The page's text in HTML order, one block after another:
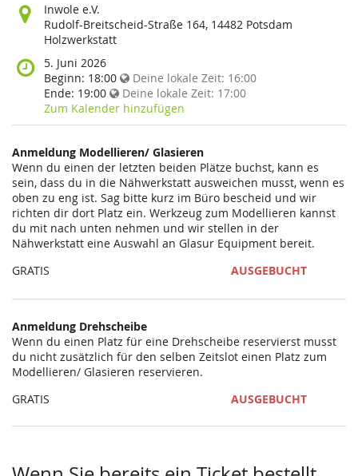
Wo
findet
diese
statt?
Inwole e.V.
Rudolf-Breitscheid-Straße 164, 14482 Potsdam
Holzwerkstatt
Wann
findet
diese
Veranstaltung
statt?
5. Juni 2026
Beginn: 18:00 Deine lokale Zeit: 16:00
Ende: 19:00 Deine lokale Zeit: 17:00
Zum Kalender hinzufügen
Anmeldung Modellieren/ Glasieren
Wenn du einen der letzten beiden Plätze buchst, kann es
sein, dass du in die Nähwerkstatt ausweichen musst, wenn es
oben zu eng ist. Sag bitte kurz im Büro bescheid und wir
richten dir dort Platz ein. Werkzeug zum Modellieren kannst
du mit nach unten nehmen und wir stellen in der
Nähwerkstatt eine Auswahl an Glasur Equipment bereit.
GRATIS
AUSGEBUCHT
Anmeldung Drehscheibe
Wenn du einen Platz für eine Drehscheibe reservierst musst
du nicht zusätzlich für den selben Zeitslot einen Platz zum
Modellieren/ Glasieren reservieren.
GRATIS
AUSGEBUCHT